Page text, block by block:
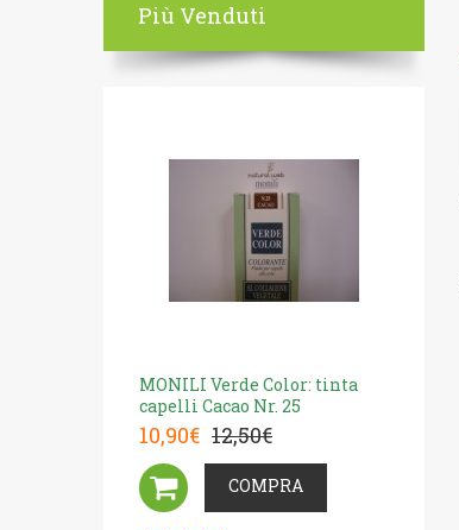
Più Venduti
MONILI Verde Color: tinta
capelli Cacao Nr. 25
10,90€ 12,50€
COMPRA